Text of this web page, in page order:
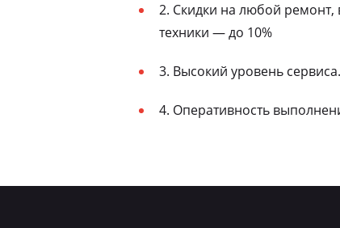
2. Скидки на любой ремонт,
техники — до 10%
3. Высокий уровень сервиса.
4. Оперативность